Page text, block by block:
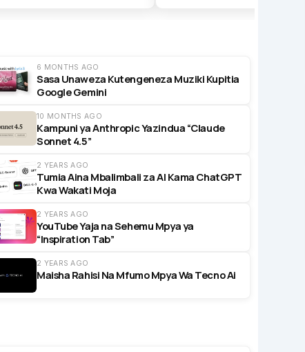
6 MONTHS AGO
Sasa Unaweza Kutengeneza Muziki Kupitia
Google Gemini
10 MONTHS AGO
Kampuni ya Anthropic Yazindua “Claude
Sonnet 4.5”
2 YEARS AGO
Tumia Aina Mbalimbali za AI Kama ChatGPT
Kwa Wakati Moja
2 YEARS AGO
YouTube Yaja na Sehemu Mpya ya
“Inspiration Tab”
2 YEARS AGO
Maisha Rahisi Na Mfumo Mpya Wa Tecno Ai